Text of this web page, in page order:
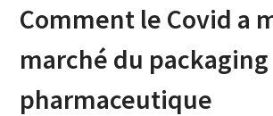
Comment le Covid a
marché du packaging
pharmaceutique